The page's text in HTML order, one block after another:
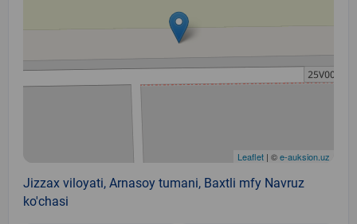
Leaflet | ©e-auksion.uz
Jizzax viloyati, Arnasoy tumani, Baxtli mfy Navruz
ko'chasi